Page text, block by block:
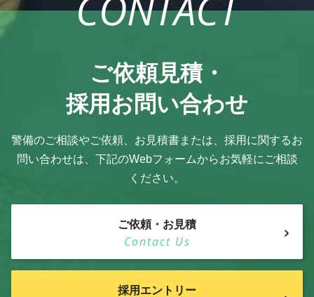
ご依頼見積・
採用お問い合わせ
警備のご相談やご依頼、お見積書または、採用に関するお
問い合わせは、 下記のWebフォームからお気軽にご相談
ください。
ご依頼・お見積
Contact Us
採用エントリー